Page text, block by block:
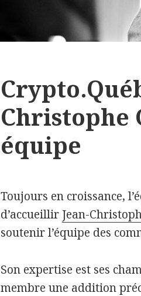
Christophe
équipe
Toujours en croissance,
d’accueillir Jean-
soutenir l’équipe des
Son expertise est ses
membre une addition